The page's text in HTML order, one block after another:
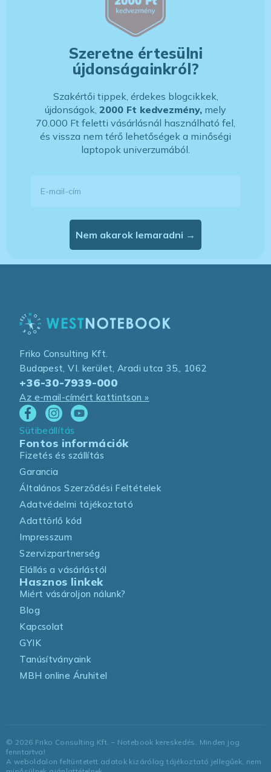
Szeretne értesülni
újdonságainkról?
Szakértői tippek, érdekes blogcikkek,
újdonságok, 2000 Ft kedvezmény, mely
70.000 Ft feletti vásárlásnál használható fel,
és vissza nem térő lehetőségek a minőségi
laptopok univerzumából.
Nem akarok lemaradni →
Friko Consulting Kft.
Budapest, VI. kerület, Aradi utca 35., 1062
+36-30-7939-000
Az e-mail-címért kattintson »
Sütibeállítás
Fontos információk
Fizetés és szállítás
Garancia
Általános Szerződési Feltételek
Adatvédelmi tájékoztató
Adattörlő kód
Impresszum
Szervizpartnerség
Elállás a vásárlástól
Hasznos linkek
Miért vásároljon nálunk?
Blog
Kapcsolat
GYIK
Tanúsítványaink
MBH online Áruhitel
© 2026 Friko Consulting Kft. – Notebook kereskedés. Minden jog
fenntartva!
A weboldalon feltüntetett adatok kizárólag tájékoztató jellegűek, nem